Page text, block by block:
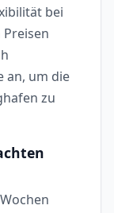
bei
an, um die
zu